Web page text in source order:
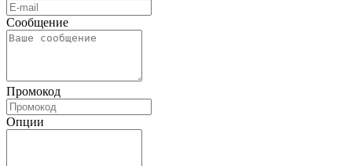
Сообщение
Промокод
Опции